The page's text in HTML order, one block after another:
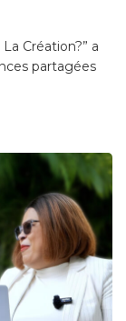
Création?” a
partagées